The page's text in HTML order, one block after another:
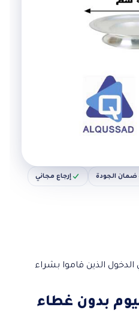
بدون غطاء
ضمان الجودة إرجاع مجاني
الذين قاموا بشراء